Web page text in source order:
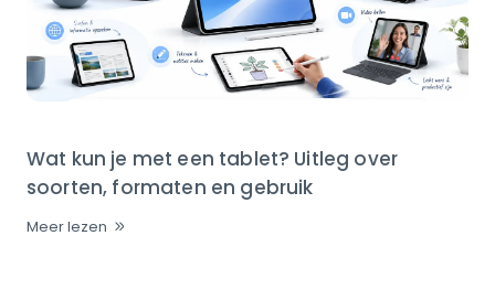
Wat kun je met een tablet? Uitleg over
soorten, formaten en gebruik
Meer lezen